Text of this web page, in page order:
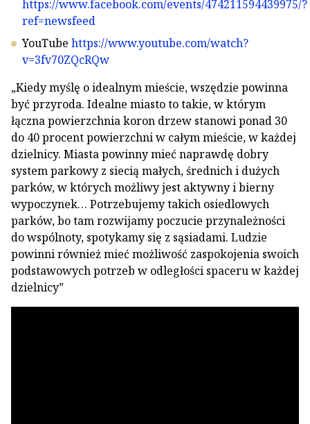
https://www.facebook.com/events/474211594439975/?
ref=newsfeed
YouTube https://www.youtube.com/watch?
v=3fv70ZQcRQw
„Kiedy myślę o idealnym mieście, wszędzie powinna
być przyroda. Idealne miasto to takie, w którym
łączna powierzchnia koron drzew stanowi ponad 30
do 40 procent powierzchni w całym mieście, w każdej
dzielnicy. Miasta powinny mieć naprawdę dobry
system parkowy z siecią małych, średnich i dużych
parków, w których możliwy jest aktywny i bierny
wypoczynek… Potrzebujemy takich osiedlowych
parków, bo tam rozwijamy poczucie przynależności
do wspólnoty, spotykamy się z sąsiadami. Ludzie
powinni również mieć możliwość zaspokojenia swoich
podstawowych potrzeb w odległości spaceru w każdej
dzielnicy”